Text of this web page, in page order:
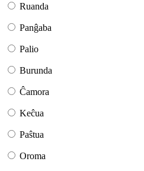
Ruanda
Panĝaba
Palio
Burunda
Ĉamora
Keĉua
Paŝtua
Oroma